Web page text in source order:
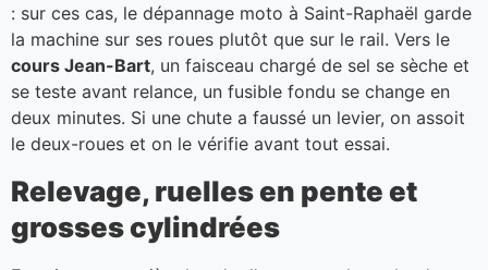
: sur ces cas, le dépannage moto à Saint-Raphaël garde
la machine sur ses roues plutôt que sur le rail. Vers le
cours Jean-Bart, un faisceau chargé de sel se sèche et
se teste avant relance, un fusible fondu se change en
deux minutes. Si une chute a faussé un levier, on assoit
le deux-roues et on le vérifie avant tout essai.
Relevage, ruelles en pente et
grosses cylindrées